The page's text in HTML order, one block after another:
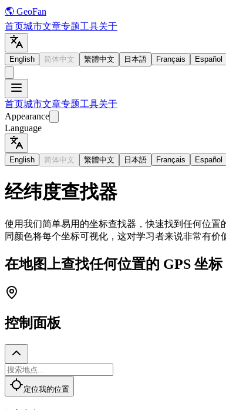
🌎 GeoFan
首页城市文章专题工具关于
English 简体中文 繁體中文 日本語 Français Español
首页城市文章专题工具关于
Appearance
Language
English 简体中文 繁體中文 日本語 Français Español
经纬度查找器
使用我们简单易用的坐标查找器，快速找到任何位
同颜色将每个坐标可视化，这对学习者来说非常有价
在地图上查找任何位置的 GPS 坐标
控制面板
定位我的位置